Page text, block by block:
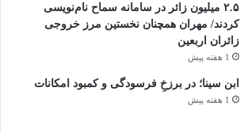
۲.۵ میلیون زائر در سامانه سماح نام‌نویسی
کردند/ مهران همچنان نخستین مرز خروجی
زائران اربعین
1 هفته پیش
ابن سینا؛ در برزخِ فرسودگی و کمبود امکانات
1 هفته پیش